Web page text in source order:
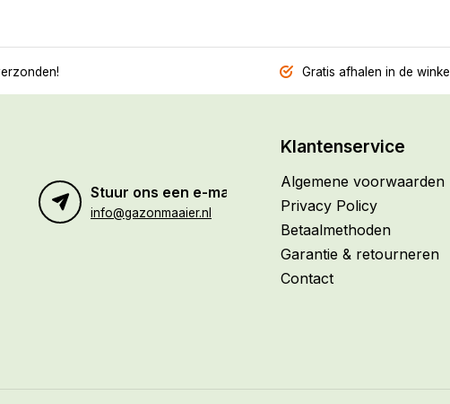
Gratis afhalen in de winkel
Stuur ons een e-mail
info@gazonmaaier.nl
Klantenservice
Algemene voorwaarden
Privacy Policy
Betaalmethoden
Garantie & retourneren
Contact